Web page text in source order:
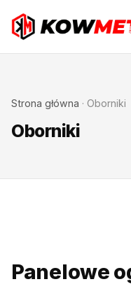
Strona główna · Oborniki
Oborniki
Panelowe